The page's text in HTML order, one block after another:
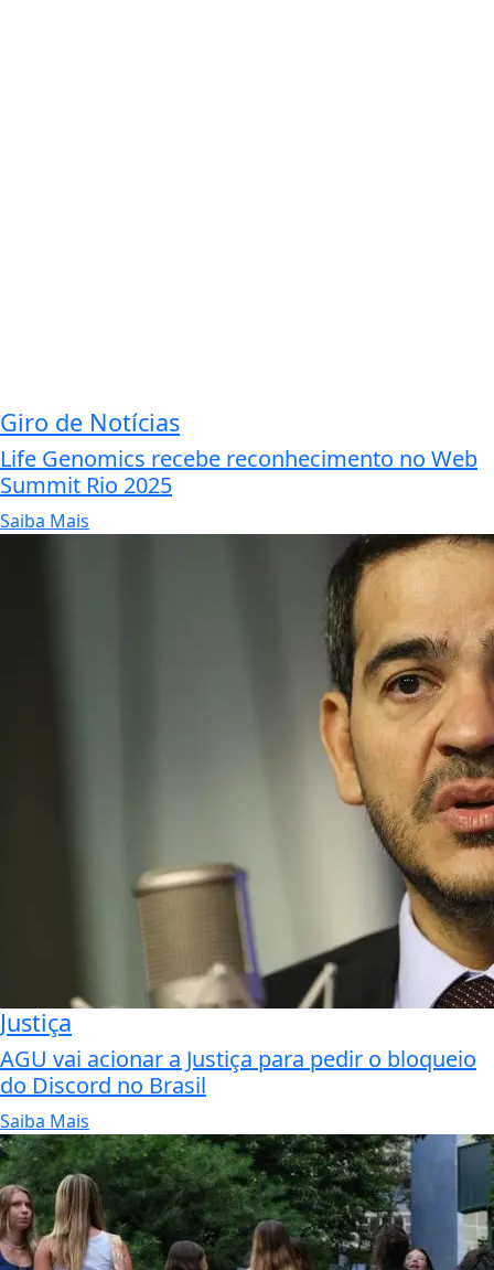
Giro de Notícias
Life Genomics recebe reconhecimento no Web
Summit Rio 2025
Saiba Mais
Justiça
AGU vai acionar a Justiça para pedir o bloqueio
do Discord no Brasil
Saiba Mais